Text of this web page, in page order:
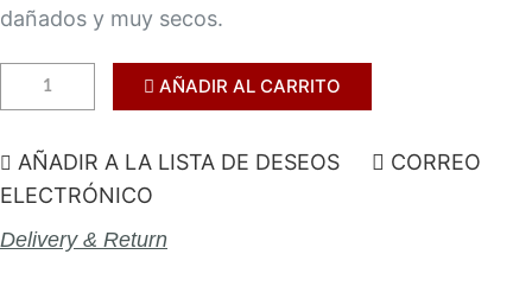
dañados y muy secos.
AÑADIR AL CARRITO
AÑADIR A LA LISTA DE DESEOS
CORREO
ELECTRÓNICO
Delivery & Return